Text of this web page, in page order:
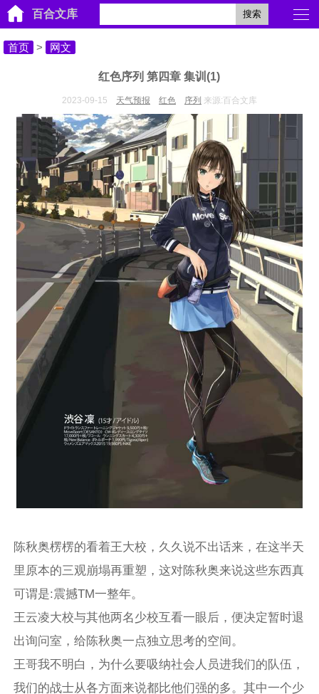
百合文库 搜索
首页 > 网文
红色序列 第四章 集训(1)
2023-09-15 天气预报 红色 序列 来源:百合文库
陈秋奥楞楞的看着王大校，久久说不出话来，在这半天
里原本的三观崩塌再重塑，这对陈秋奥来说这些东西真
可谓是:震撼TM一整年。
王云凌大校与其他两名少校互看一眼后，便决定暂时退
出询问室，给陈秋奥一点独立思考的空间。
王哥我不明白，为什么要吸纳社会人员进我们的队伍，
我们的战士从各方面来说都比他们强的多。其中一个少